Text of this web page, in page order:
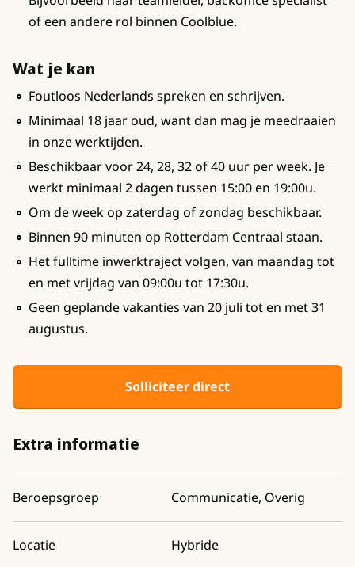
of een andere rol binnen Coolblue.
Wat je kan
Foutloos Nederlands spreken en schrijven.
Minimaal 18 jaar oud, want dan mag je meedraaien
in onze werktijden.
Beschikbaar voor 24, 28, 32 of 40 uur per week. Je
werkt minimaal 2 dagen tussen 15:00 en 19:00u.
Om de week op zaterdag of zondag beschikbaar.
Binnen 90 minuten op Rotterdam Centraal staan.
Het fulltime inwerktraject volgen, van maandag tot
en met vrijdag van 09:00u tot 17:30u.
Geen geplande vakanties van 20 juli tot en met 31
augustus.
Solliciteer direct
Extra informatie
Beroepsgroep Communicatie, Overig
Locatie Hybride